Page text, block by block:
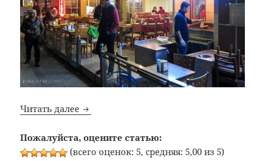
Читать далее Bon Appetit: №335: Рыбный ресторан
Пожалуйста, оцените статью:
(всего оценок: 5, средняя: 5,00 из 5)